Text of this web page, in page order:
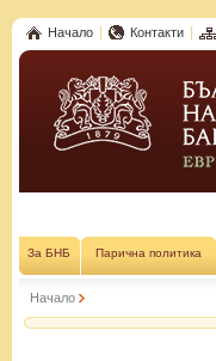
Начало Контакти
За БНБ Парична политика
Начало